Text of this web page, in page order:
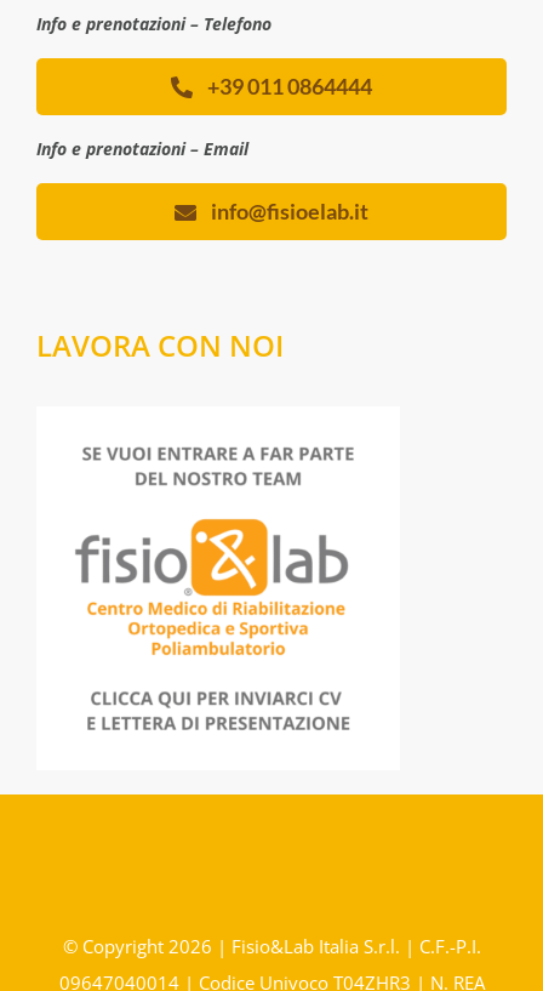
Info e prenotazioni – Telefono
+39 011 0864444
Info e prenotazioni – Email
info@fisioelab.it
LAVORA CON NOI
© Copyright 2026 | Fisio&Lab Italia S.r.l. | C.F.-P.I.
09647040014 | Codice Univoco T04ZHR3 | N. REA